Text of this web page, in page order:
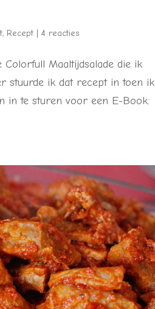
, Recept |4 reacties
Maaltijdsalade die ik
stuurde ik dat recept in toen ik
in te sturen voor een E-Book: